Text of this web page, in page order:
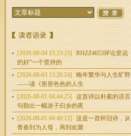
[2026-08-04 15:23:23]
RHZZ4653评论里说
的好“一个坚持的
[2026-08-03 13:26:24]
晚年繁华与人生旷野
——读《形形色色的人生
[2026-08-01 04:44:25]
这首诗以朴素的语言
勾勒出一幅游子归乡的夜
[2026-08-01 04:40:12]
这是一首怀旧诗，从
青春到为人母，再到欢聚